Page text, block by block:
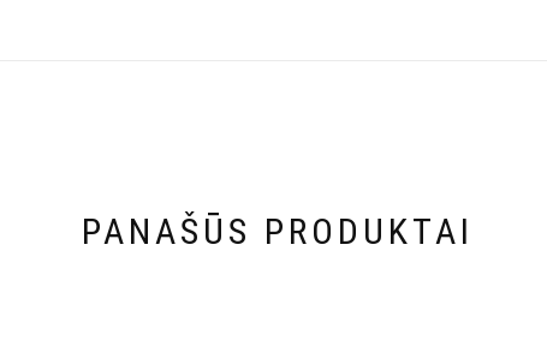
PANAŠŪS PRODUKTAI